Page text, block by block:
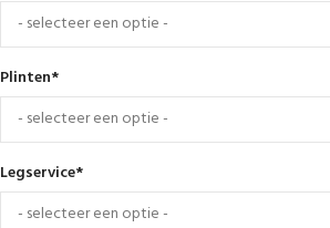
Plinten*
Legservice*